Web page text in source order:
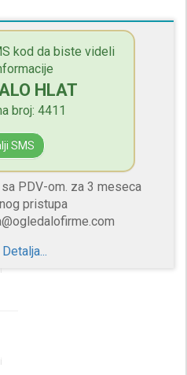
kod da biste videli
HLAT
broj: 4411
SMS
PDV-om. za 3 meseca
pristupa